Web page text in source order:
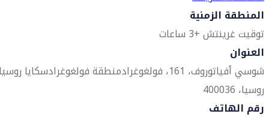
المنطقة الزمنية
توقيت غرينتش +3 ساعات
العنوان
شوسي أفياتوروف، 161، فولغوغراد
منطقة فولغوغرادسكايا
روسيا، 400036
رقم الهاتف